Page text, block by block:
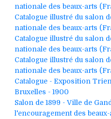
nationale des beaux-arts
Catalogue illustré du salon
nationale des beaux-arts
Catalogue illustré du salon
nationale des beaux-arts
Catalogue illustré du salon
nationale des beaux-arts
Catalogue - Exposition
Bruxelles - 1900
Salon de 1899 - Ville de
l'encouragement des